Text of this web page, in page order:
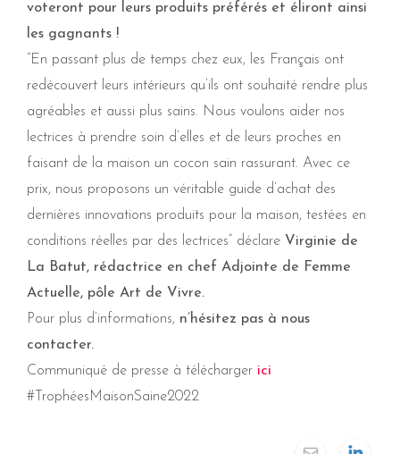
voteront pour leurs produits préférés et éliront ainsi
les gagnants !
“En passant plus de temps chez eux, les Français ont
redécouvert leurs intérieurs qu’ils ont souhaité rendre plus
agréables et aussi plus sains. Nous voulons aider nos
lectrices à prendre soin d’elles et de leurs proches en
faisant de la maison un cocon sain rassurant. Avec ce
prix, nous proposons un véritable guide d’achat des
dernières innovations produits pour la maison, testées en
conditions réelles par des lectrices” déclare Virginie de
La Batut, rédactrice en chef Adjointe de Femme
Actuelle, pôle Art de Vivre.
Pour plus d’informations, n’hésitez pas à nous
contacter.
Communiqué de presse à télécharger ici
#TrophéesMaisonSaine2022